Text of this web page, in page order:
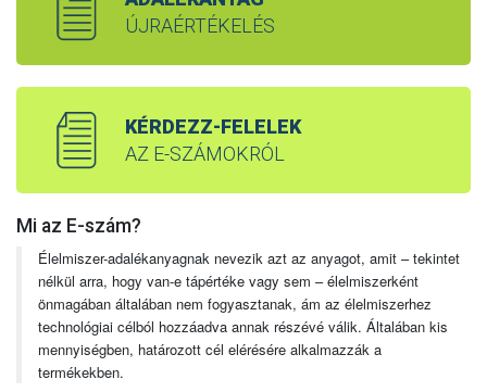
ÚJRAÉRTÉKELÉS
KÉRDEZZ-FELELEK
AZ E-SZÁMOKRÓL
Mi az E-szám?
Élelmiszer-adalékanyagnak nevezik azt az anyagot, amit – tekintet
nélkül arra, hogy van-e tápértéke vagy sem – élelmiszerként
önmagában általában nem fogyasztanak, ám az élelmiszerhez
technológiai célból hozzáadva annak részévé válik. Általában kis
mennyiségben, határozott cél elérésére alkalmazzák a
termékekben.